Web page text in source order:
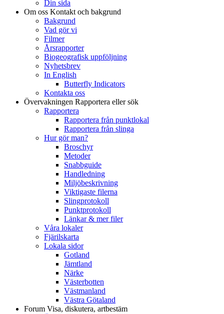
Din sida
Om oss Kontakt och bakgrund
Bakgrund
Vad gör vi
Filmer
Årsrapporter
Biogeografisk uppföljning
Nyhetsbrev
In English
Butterfly Indicators
Kontakta oss
Övervakningen Rapportera eller sök
Rapportera
Rapportera från punktlokal
Rapportera från slinga
Hur gör man?
Broschyr
Metoder
Snabbguide
Handledning
Miljöbeskrivning
Viktigaste filerna
Slingprotokoll
Punktprotokoll
Länkar & mer filer
Våra lokaler
Fjärilskarta
Lokala sidor
Gotland
Jämtland
Närke
Västerbotten
Västmanland
Västra Götaland
Forum Visa, diskutera, artbestäm